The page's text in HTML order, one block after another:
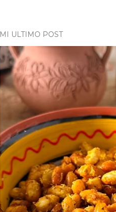
MI ULTIMO POST